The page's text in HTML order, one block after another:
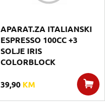
APARAT.ZA ITALIANSKI
ESPRESSO 100CC +3
SOLJE IRIS
COLORBLOCK
39,90 KM